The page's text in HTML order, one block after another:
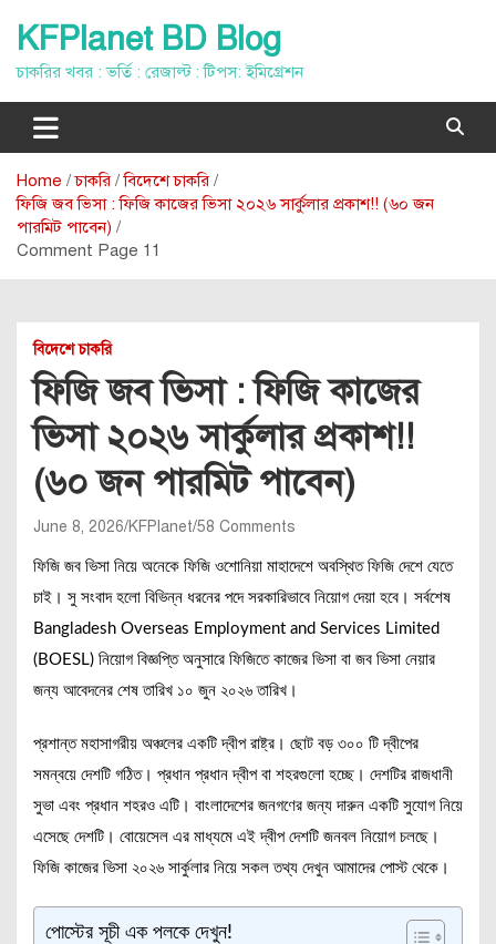
content
KFPlanet BD Blog
চাকরির খবর : ভর্তি : রেজাল্ট : টিপস: ইমিগ্রেশন
Home চাকরি
বিদেশে চাকরি
ফিজি জব ভিসা : ফিজি কাজের ভিসা ২০২৬ সার্কুলার প্রকাশ!! (৬০ জন
পারমিট পাবেন)
Comment Page 11
বিদেশে চাকরি
ফিজি জব ভিসা : ফিজি কাজের
ভিসা ২০২৬ সার্কুলার প্রকাশ!!
(৬০ জন পারমিট পাবেন)
June 8, 2026 KFPlanet 58 Comments
ফিজি জব ভিসা নিয়ে অনেকে ফিজি ওশোনিয়া মাহাদেশে অবস্থিত ফিজি দেশে যেতে
চাই। সু সংবাদ হলো বিভিন্ন ধরনের পদে সরকারিভাবে নিয়োগ দেয়া হবে। সর্বশেষ
Bangladesh Overseas Employment and Services Limited
(BOESL) নিয়োগ বিজ্ঞপ্তি অনুসারে ফিজিতে কাজের ভিসা বা জব ভিসা নেয়ার
জন্য আবেদনের শেষ তারিখ ১০ জুন ২০২৬ তারিখ।
প্রশান্ত মহাসাগরীয় অঞ্চলের একটি দ্বীপ রাষ্ট্র। ছোট বড় ৩০০ টি দ্বীপের
সমন্বয়ে দেশটি গঠিত। প্রধান প্রধান দ্বীপ বা শহরগুলো হচ্ছে। দেশটির রাজধানী
সুভা এবং প্রধান শহরও এটি। বাংলাদেশের জনগণের জন্য দারুন একটি সুযোগ নিয়ে
এসেছে দেশটি। বোয়েসেল এর মাধ্যমে এই দ্বীপ দেশটি জনবল নিয়োগ চলছে।
ফিজি কাজের ভিসা ২০২৬ সার্কুলার নিয়ে সকল তথ্য দেখুন আমাদের পোস্ট থেকে।
পোস্টের সূচী এক পলকে দেখুন!